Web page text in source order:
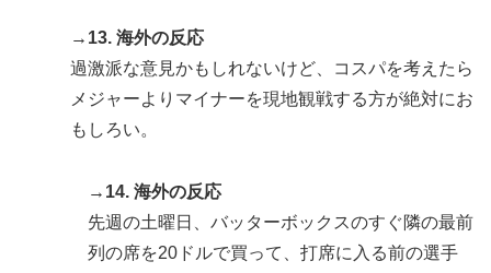
→13. 海外の反応
過激派な意見かもしれないけど、コスパを考えたら
メジャーよりマイナーを現地観戦する方が絶対にお
もしろい。
→14. 海外の反応
先週の土曜日、バッターボックスのすぐ隣の最前
列の席を20ドルで買って、打席に入る前の選手